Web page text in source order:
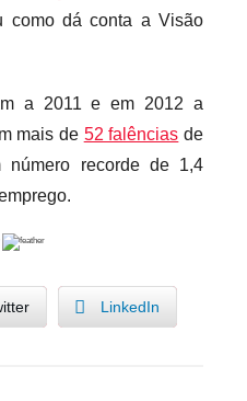
como dá conta a Visão
a 2011 e em 2012 a
mais de 52 falências de
recorde de 1,4
LinkedIn